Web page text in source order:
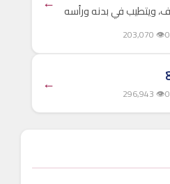
ويتطيب في بدنه ورأسه
للإحرام مسنون للرجال
وهما الإزار والرداء
👁 203,070
👁 296,943
←